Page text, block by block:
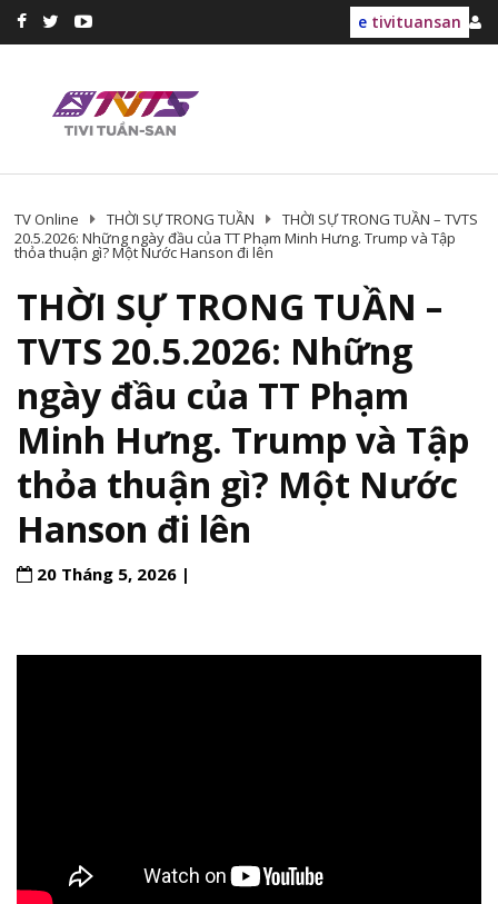
e tivituansan
TV Online THỜI SỰ TRONG TUẦN
THỜI SỰ TRONG TUẦN – TVTS
20.5.2026: Những ngày đầu của TT Phạm Minh Hưng. Trump và Tập
thỏa thuận gì? Một Nước Hanson đi lên
THỜI SỰ TRONG TUẦN –
TVTS 20.5.2026: Những
ngày đầu của TT Phạm
Minh Hưng. Trump và Tập
thỏa thuận gì? Một Nước
Hanson đi lên
20 Tháng 5, 2026 |